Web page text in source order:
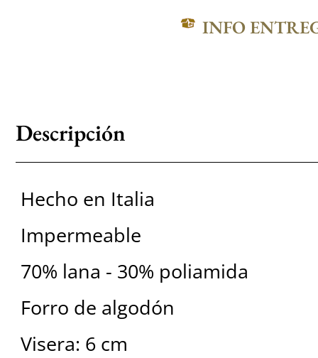
INFO
Descripción
Hecho en Italia
Impermeable
70% lana - 30% poliamida
Forro de algodón
Visera: 6 cm